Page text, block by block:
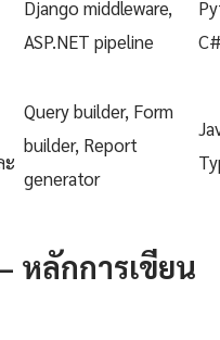
Django middleware,
ASP.NET pipeline
Query builder, Form
builder, Report
generator
หลักการเขียน